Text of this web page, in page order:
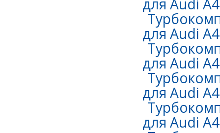
для Audi
для Audi
для Audi
для Audi
для Audi